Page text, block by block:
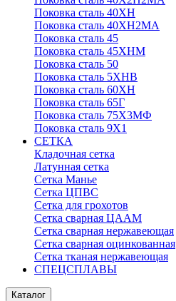
Поковка сталь 40ХН
Поковка сталь 40ХН2МА
Поковка сталь 45
Поковка сталь 45ХНМ
Поковка сталь 50
Поковка сталь 5ХНВ
Поковка сталь 60ХН
Поковка сталь 65Г
Поковка сталь 75Х3МФ
Поковка сталь 9Х1
СЕТКА
Кладочная сетка
Латунная сетка
Сетка Манье
Сетка ЦПВС
Сетка для грохотов
Сетка сварная ЦААМ
Сетка сварная нержавеющая
Сетка сварная оцинкованная
Сетка тканая нержавеющая
СПЕЦСПЛАВЫ
Каталог